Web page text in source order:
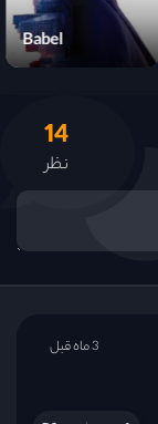
Let Wind Goes
By
14
نظر
3 ماه قبل